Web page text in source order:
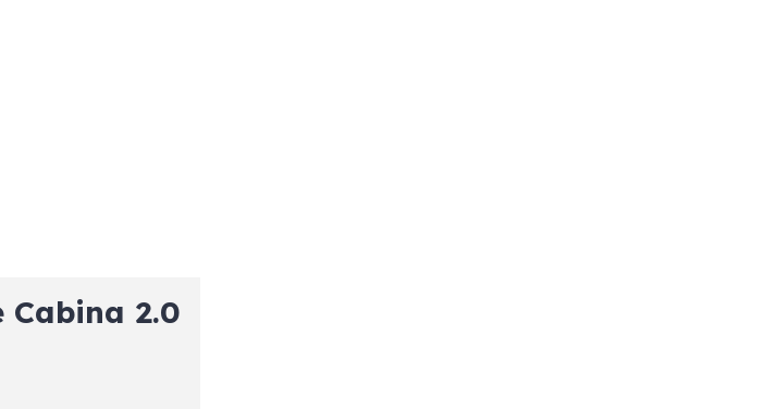
Cabina 2.0